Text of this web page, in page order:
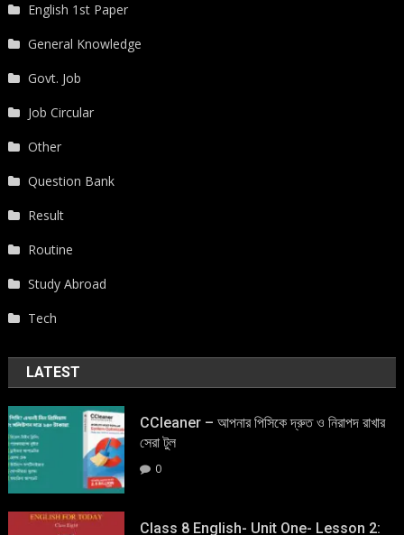
English 1st Paper
General Knowledge
Govt. Job
Job Circular
Other
Question Bank
Result
Routine
Study Abroad
Tech
LATEST
CCleaner – আপনার পিসিকে দ্রুত ও নিরাপদ রাখার
সেরা টুল
0
Class 8 English- Unit One- Lesson 2: